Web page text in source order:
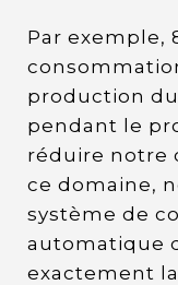
Par exemple,
production
pendant le
réduire notre
ce domaine,
système de
automatique
exactement